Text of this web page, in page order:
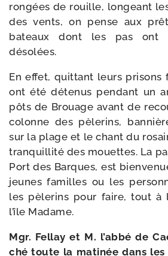
ron­gées de rouille, lon­geant
des vents, on pense aux
bateaux dont les pas ont
désolées.
En effet, quit­tant leurs pri­sons
ont été déte­nus pen­dant un
pôts de Brouage avant de
colonne des pèle­rins,
sur la plage et le chant du
tran­quilli­té des mouettes. La
Port des Barques, est
jeunes familles ou les
les pèle­rins pour faire, tout à
l’île Madame.
Mgr. Fellay et M. l’ab­bé de
ché toute la mati­née dans